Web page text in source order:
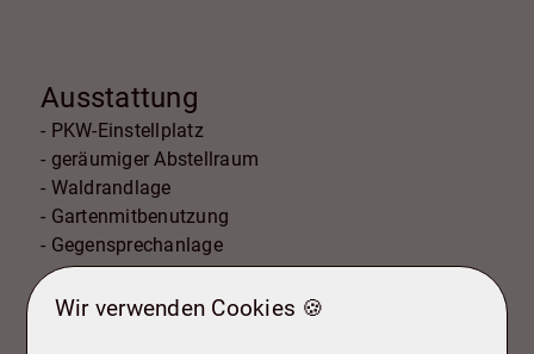
Ausstattung
- PKW-Einstellplatz
- geräumiger Abstellraum
- Waldrandlage
- Gartenmitbenutzung
- Gegensprechanlage
Wir verwenden Cookies 🍪